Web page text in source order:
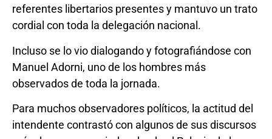
referentes libertarios presentes y mantuvo un trato
cordial con toda la delegación nacional.
Incluso se lo vio dialogando y fotografiándose con
Manuel Adorni, uno de los hombres más
observados de toda la jornada.
Para muchos observadores políticos, la actitud del
intendente contrastó con algunos de sus discursos